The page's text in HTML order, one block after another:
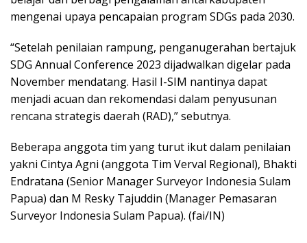
mengenai upaya pencapaian program SDGs pada 2030.
“Setelah penilaian rampung, penganugerahan bertajuk
SDG Annual Conference 2023 dijadwalkan digelar pada
November mendatang. Hasil I-SIM nantinya dapat
menjadi acuan dan rekomendasi dalam penyusunan
rencana strategis daerah (RAD),” sebutnya.
Beberapa anggota tim yang turut ikut dalam penilaian
yakni Cintya Agni (anggota Tim Verval Regional), Bhakti
Endratana (Senior Manager Surveyor Indonesia Sulam
Papua) dan M Resky Tajuddin (Manager Pemasaran
Surveyor Indonesia Sulam Papua). (fai/IN)